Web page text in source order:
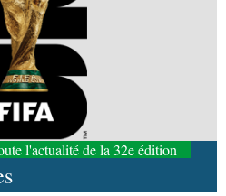
l'actualité de la 32e édition